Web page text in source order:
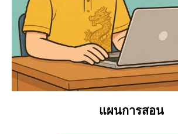
แผนการสอน